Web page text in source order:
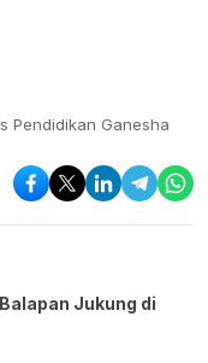
Pendidikan Ganesha
Jukung di